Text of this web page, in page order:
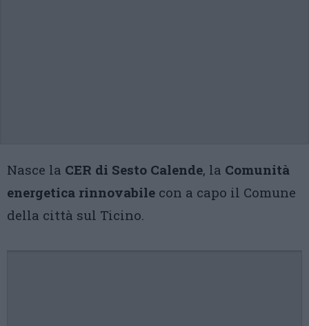
Nasce la CER di Sesto Calende, la Comunità
energetica rinnovabile con a capo il Comune
della città sul Ticino.